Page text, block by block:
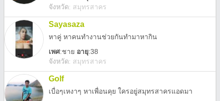
จังหวัด: สมุทรสาคร
Sayasaza
หาคู่ หาคนทำงานช่วยกันทำมาหากิน
เพศ:ชาย อายุ:38
จังหวัด: สมุทรสาคร
Golf
เบื่อๆเหงาๆ หาเพื่อนคุย ใครอยู่สมุทรสาครแอดมา